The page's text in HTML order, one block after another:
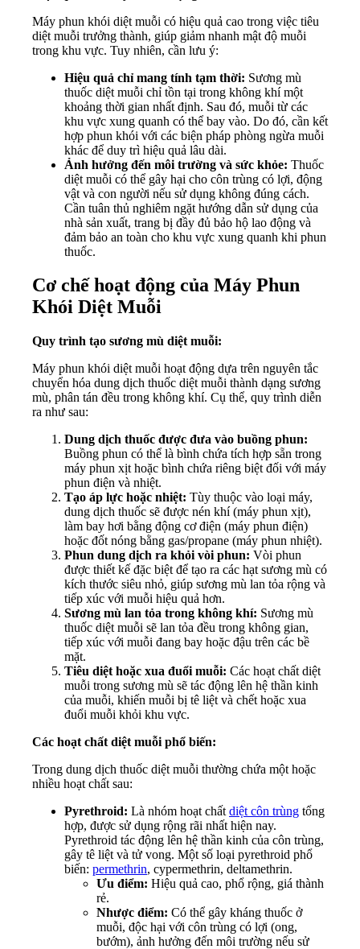
Máy phun khói diệt muỗi có hiệu quả cao trong việc tiêu
diệt muỗi trưởng thành, giúp giảm nhanh mật độ muỗi
trong khu vực. Tuy nhiên, cần lưu ý:
Hiệu quả chỉ mang tính tạm thời: Sương mù
thuốc diệt muỗi chỉ tồn tại trong không khí một
khoảng thời gian nhất định. Sau đó, muỗi từ các
khu vực xung quanh có thể bay vào. Do đó, cần kết
hợp phun khói với các biện pháp phòng ngừa muỗi
khác để duy trì hiệu quả lâu dài.
Ảnh hưởng đến môi trường và sức khỏe: Thuốc
diệt muỗi có thể gây hại cho côn trùng có lợi, động
vật và con người nếu sử dụng không đúng cách.
Cần tuân thủ nghiêm ngặt hướng dẫn sử dụng của
nhà sản xuất, trang bị đầy đủ bảo hộ lao động và
đảm bảo an toàn cho khu vực xung quanh khi phun
thuốc.
Cơ chế hoạt động của Máy Phun
Khói Diệt Muỗi
Quy trình tạo sương mù diệt muỗi:
Máy phun khói diệt muỗi hoạt động dựa trên nguyên tắc
chuyển hóa dung dịch thuốc diệt muỗi thành dạng sương
mù, phân tán đều trong không khí. Cụ thể, quy trình diễn
ra như sau:
Dung dịch thuốc được đưa vào buồng phun:
Buồng phun có thể là bình chứa tích hợp sẵn trong
máy phun xịt hoặc bình chứa riêng biệt đối với máy
phun điện và nhiệt.
Tạo áp lực hoặc nhiệt: Tùy thuộc vào loại máy,
dung dịch thuốc sẽ được nén khí (máy phun xịt),
làm bay hơi bằng động cơ điện (máy phun điện)
hoặc đốt nóng bằng gas/propane (máy phun nhiệt).
Phun dung dịch ra khỏi vòi phun: Vòi phun
được thiết kế đặc biệt để tạo ra các hạt sương mù có
kích thước siêu nhỏ, giúp sương mù lan tỏa rộng và
tiếp xúc với muỗi hiệu quả hơn.
Sương mù lan tỏa trong không khí: Sương mù
thuốc diệt muỗi sẽ lan tỏa đều trong không gian,
tiếp xúc với muỗi đang bay hoặc đậu trên các bề
mặt.
Tiêu diệt hoặc xua đuổi muỗi: Các hoạt chất diệt
muỗi trong sương mù sẽ tác động lên hệ thần kinh
của muỗi, khiến muỗi bị tê liệt và chết hoặc xua
đuổi muỗi khỏi khu vực.
Các hoạt chất diệt muỗi phổ biến:
Trong dung dịch thuốc diệt muỗi thường chứa một hoặc
nhiều hoạt chất sau:
Pyrethroid: Là nhóm hoạt chất diệt côn trùng tổng
hợp, được sử dụng rộng rãi nhất hiện nay.
Pyrethroid tác động lên hệ thần kinh của côn trùng,
gây tê liệt và tử vong. Một số loại pyrethroid phổ
biến: permethrin, cypermethrin, deltamethrin.
Ưu điểm: Hiệu quả cao, phổ rộng, giá thành
rẻ.
Nhược điểm: Có thể gây kháng thuốc ở
muỗi, độc hại với côn trùng có lợi (ong,
bướm), ảnh hưởng đến môi trường nếu sử